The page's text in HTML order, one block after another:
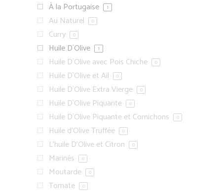
À la Portugaise 1
Au Naturel 0
Curry 0
Huile D`Olive 1
Huile D`Olive avec Pois Chiche 0
Huile D`Olive et Ail 0
Huile D`Olive Extra Vierge 0
Huile D`Olive Piquante 0
Huile D`Olive Piquante et Cornichons 0
Huile d'Olive Truffée 0
L'huile D'Olive et Citron 0
Marinés 0
Moutarde 0
Tomate 0